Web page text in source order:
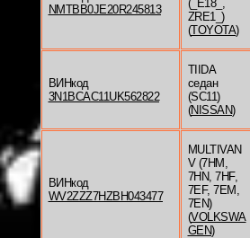
NMTBB0JE20R245813
(_E18_,
ZRE1_)
(TOYOTA)
ВИНкод
3N1BCAC11UK562822
TIIDA
седан
(SC11)
(NISSAN)
ВИНкод
WV2ZZZ7HZBH043477
MULTIVAN
V (7HM,
7HN, 7HF,
7EF, 7EM,
7EN)
(VOLKSWA
GEN)